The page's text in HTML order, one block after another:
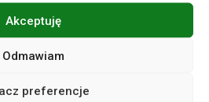
Akceptuję
Odmawiam
preferencje
na założeniu, iż wszystkie dzieci
Poprzez realne doświadczenia
wiedzę o muzyce, program
Kluczowy dla założeń